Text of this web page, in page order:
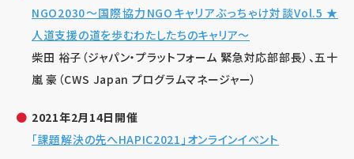
NGO2030～国際協力NGOキャリアぶっちゃけ対談Vol.5 ★
人道支援の道を歩むわたしたちのキャリア～
柴田 裕子（ジャパン・プラットフォーム 緊急対応部部長）、五十
嵐 豪（CWS Japan プログラムマネージャー）
2021年2月14日開催
「課題解決の先へHAPIC2021」オンラインイベント